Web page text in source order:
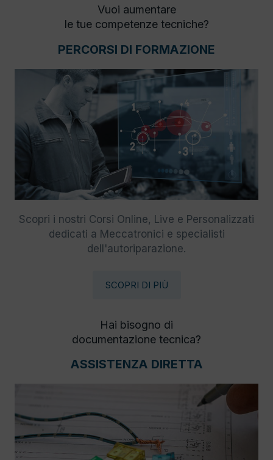
Vuoi aumentare
le tue competenze tecniche?
PERCORSI DI FORMAZIONE
Scopri i nostri Corsi Online, Live e Personalizzati
dedicati a Meccatronici e specialisti
dell'autoriparazione.
SCOPRI DI PIÙ
Hai bisogno di
documentazione tecnica?
ASSISTENZA DIRETTA